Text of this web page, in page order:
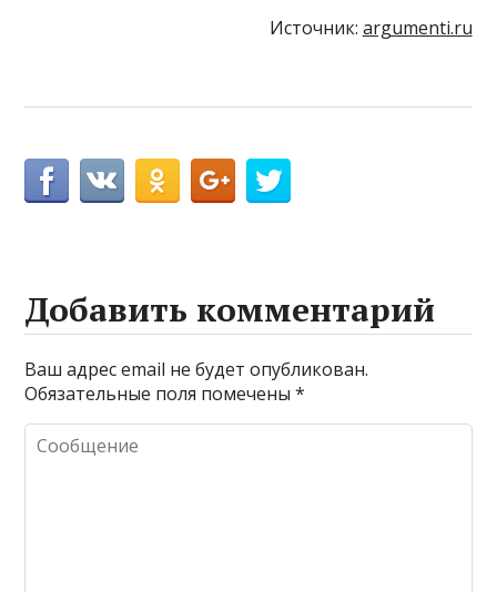
Источник: argumenti.ru
Добавить комментарий
Ваш адрес email не будет опубликован.
Обязательные поля помечены*